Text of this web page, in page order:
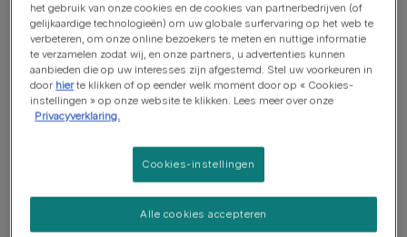
Kunnen honden huidkanker
krijgen?
soorten tumoren die voorkomen bij honden. Uv-stralen
landen op zones als de buik, de oren of de neus, waar
de hond geen of weinig vacht heeft, en wekken
huidkanker op. Maar overal op het lichaam van de hond
het gebruik van onze cookies en de cookies van partnerbedrijven (of
gelijkaardige technologieën) om uw globale surfervaring op het web te
verbeteren, om onze online bezoekers te meten en nuttige informatie
te verzamelen zodat wij, en onze partners, u advertenties kunnen
aanbieden die op uw interesses zijn afgestemd. Stel uw voorkeuren in
door hierte klikken of op eender welk moment door op « Cookies-
instellingen » op onze website te klikken. Lees meer over onze
Privacyverklaring.
Cookies-instellingen
Alle cookies accepteren